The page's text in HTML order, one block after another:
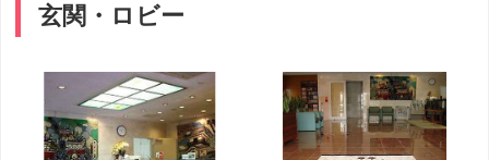
玄関・ロビー